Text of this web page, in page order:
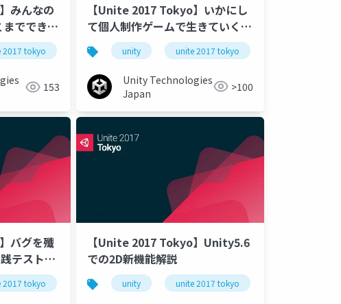
みんなの
ででき
モバイル
2017 tokyo
153
【Unite 2017 Tokyo】いかにし
て個人制作ゲームで生きていく
か〜スマホゲームレッドオーシャ
ンの泳ぎ方〜
unity unite 2017 tokyo
Unity Technologies
Japan
>100
バグを殲
テスト手
2017 tokyo
【Unite 2017 Tokyo】Unity5.6
での2D新機能解説
unity unite 2017 tokyo